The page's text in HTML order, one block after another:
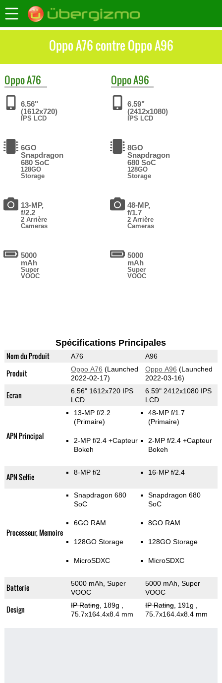
Oppo A76 contre Oppo A96
OppoA76
6.56"
(1612x720)
IPS LCD
6GO
Snapdragon
680 SoC
128GO
Storage
13-MP,
f/2.2
2 Arrière
Cameras
5000
mAh
Super
VOOC
OppoA96
6.59"
(2412x1080)
IPS LCD
8GO
Snapdragon
680 SoC
128GO
Storage
48-MP,
f/1.7
2 Arrière
Cameras
5000
mAh
Super
VOOC
Spécifications Principales
Nom du Produit A76 A96
Produit Oppo A76 (Launched
2022-02-17)
Oppo A96 (Launched
2022-03-16)
Ecran
6.56" 1612x720 IPS
LCD
6.59" 2412x1080 IPS
LCD
APN Principal
13-MP f/2.2
(Primaire)
2-MP f/2.4 +Capteur
Bokeh
48-MP f/1.7
(Primaire)
2-MP f/2.4 +Capteur
Bokeh
APN Selfie 8-MP f/2 16-MP f/2.4
Processeur, Memoire
Snapdragon 680
SoC
6GO RAM
128GO Storage
MicroSDXC
Snapdragon 680
SoC
8GO RAM
128GO Storage
MicroSDXC
Batterie
5000 mAh, Super
VOOC
5000 mAh, Super
VOOC
Design IP Rating, 189g
75.7x164.4x8.4 mm
IP Rating, 191g
75.7x164.4x8.4 mm